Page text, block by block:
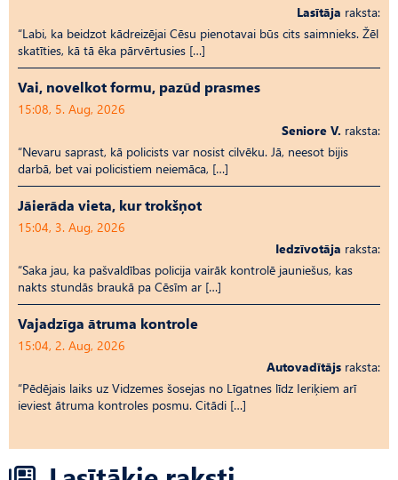
Lasītāja raksta:
“Labi, ka beidzot kādreizējai Cēsu pienotavai būs cits saimnieks. Žēl
skatīties, kā tā ēka pārvērtusies […]
Vai, novelkot formu, pazūd prasmes
15:08, 5. Aug, 2026
Seniore V. raksta:
“Nevaru saprast, kā policists var nosist cilvēku. Jā, neesot bijis
darbā, bet vai policistiem neiemāca, […]
Jāierāda vieta, kur trokšņot
15:04, 3. Aug, 2026
Iedzīvotāja raksta:
“Saka jau, ka pašvaldības policija vairāk kontrolē jauniešus, kas
nakts stundās braukā pa Cēsīm ar […]
Vajadzīga ātruma kontrole
15:04, 2. Aug, 2026
Autovadītājs raksta:
“Pēdējais laiks uz Vid­ze­mes šosejas no Līgatnes līdz Ieriķiem arī
ieviest ātruma kontroles posmu. Citādi […]